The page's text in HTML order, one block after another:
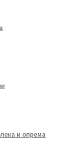
и опрема